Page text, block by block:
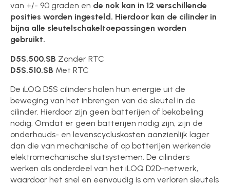
van +/- 90 graden en de nok kan in 12 verschillende
posities worden ingesteld. Hierdoor kan de cilinder in
bijna alle sleutelschakeltoepassingen worden
gebruikt.
D5S.500.SB Zonder RTC
D5S.510.SB Met RTC
De iLOQ D5S cilinders halen hun energie uit de
beweging van het inbrengen van de sleutel in de
cilinder. Hierdoor zijn geen batterijen of bekabeling
nodig. Omdat er geen batterijen nodig zijn, zijn de
onderhouds- en levenscycluskosten aanzienlijk lager
dan die van mechanische of op batterijen werkende
elektromechanische sluitsystemen. De cilinders
werken als onderdeel van het iLOQ D2D-netwerk,
waardoor het snel en eenvoudig is om verloren sleutels